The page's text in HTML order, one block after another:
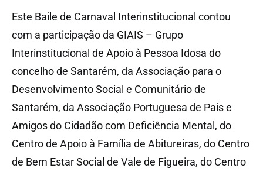
Este Baile de Carnaval Interinstitucional contou
com a participação da GIAIS – Grupo
Interinstitucional de Apoio à Pessoa Idosa do
concelho de Santarém, da Associação para o
Desenvolvimento Social e Comunitário de
Santarém, da Associação Portuguesa de Pais e
Amigos do Cidadão com Deficiência Mental, do
Centro de Apoio à Família de Abitureiras, do Centro
de Bem Estar Social de Vale de Figueira, do Centro